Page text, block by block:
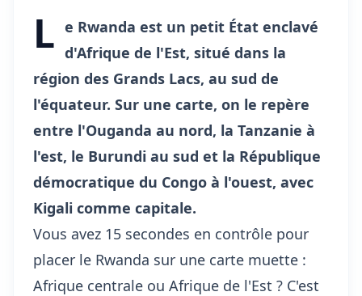
L e Rwanda est un petit État enclavé
d'Afrique de l'Est, situé dans la
région des Grands Lacs, au sud de
l'équateur. Sur une carte, on le repère
entre l'Ouganda au nord, la Tanzanie à
l'est, le Burundi au sud et la République
démocratique du Congo à l'ouest, avec
Kigali comme capitale.
Vous avez 15 secondes en contrôle pour
placer le Rwanda sur une carte muette :
Afrique centrale ou Afrique de l'Est ? C'est